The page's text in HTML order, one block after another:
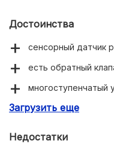
Достоинства
сенсорный датчик
есть обратный
многоступенчатый
гарантия 5 лет.
Загрузить еще
Недостатки